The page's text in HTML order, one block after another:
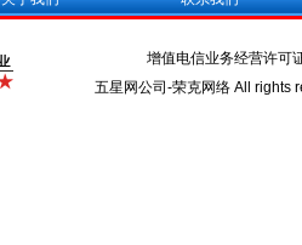
增值电信业务经营许可
五星网公司-荣克网络 All